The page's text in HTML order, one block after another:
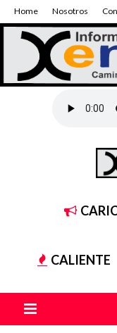
Home Nosotros
CALIENTE